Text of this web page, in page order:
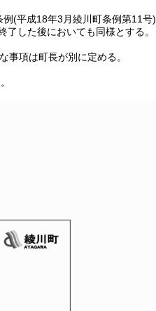
(平成18年3月綾川町条例第11号)
了した後においても同様とする。
事項は町長が別に定める。